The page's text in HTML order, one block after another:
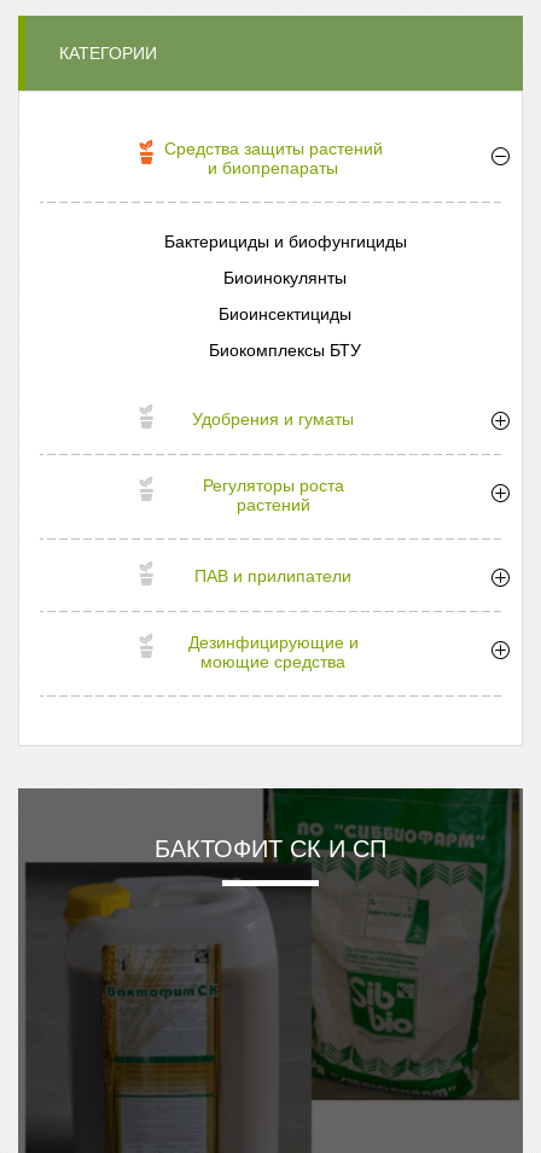
КАТЕГОРИИ
Средства защиты растений
и биопрепараты
Бактерициды и биофунгициды
Биоинокулянты
Биоинсектициды
Биокомплексы БТУ
Удобрения и гуматы
Регуляторы роста
растений
ПАВ и прилипатели
Дезинфицирующие и
моющие средства
БАКТОФИТ СК И СП